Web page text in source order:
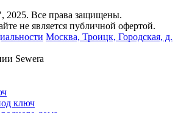
Все права защищены.
не является публичной офертой.
Москва, Троицк, Городская, д.
Sewera
ключ